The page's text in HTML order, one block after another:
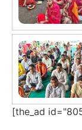
[the_ad